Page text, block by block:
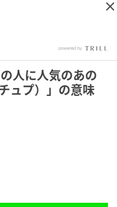
人に人気のあの
ュプ）」の意味